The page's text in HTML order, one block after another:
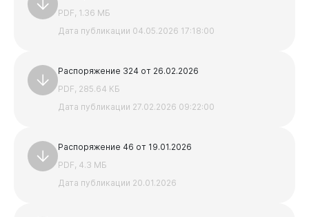
Документы
Виртуальная приемная
Учреждения, подведомственные Комитету по делам
молодежи
Учреждения, подведомственные Комитету
образования и науки
PDF, 1.36 МБ
Дата публикации 04.05.2026 17:18:00
Распоряжение 324 от 26.02.2026
PDF, 285.64 КБ
Дата публикации 27.02.2026 09:22:00
Распоряжение 46 от 19.01.2026
PDF, 4.3 МБ
Дата публикации 20.01.2026